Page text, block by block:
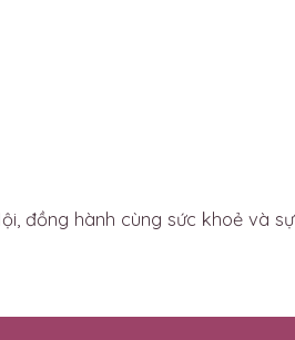
đồng hành cùng sức khoẻ và sự